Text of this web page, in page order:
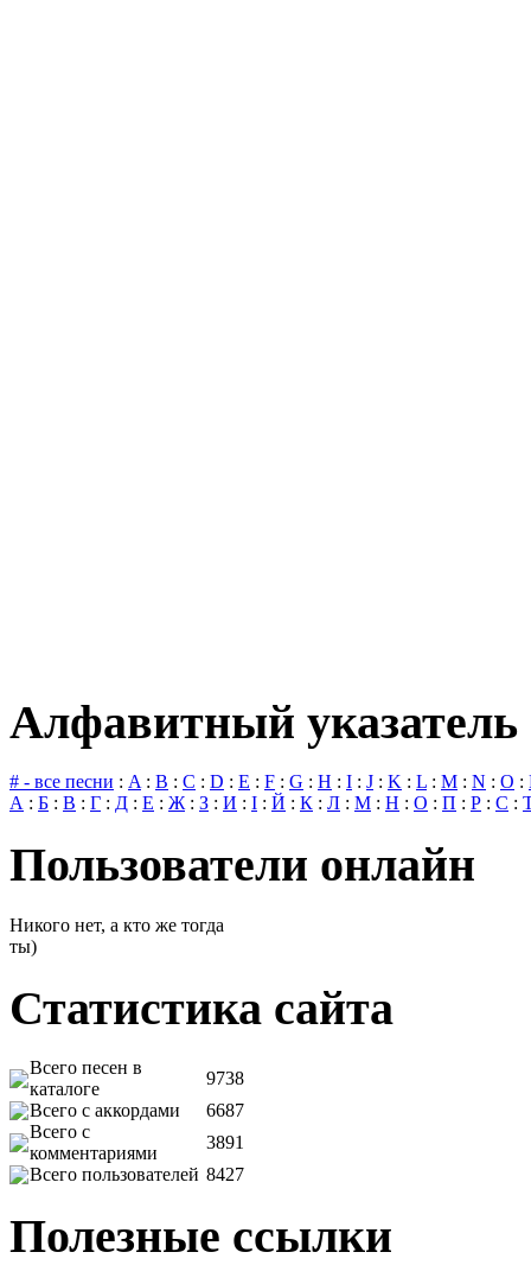
Алфавитный указатель
# - все песни : A: B : C : D : E : F : G : H : I : J : K : L : M : N : O :
А : Б : В : Г : Д : Е : Ж: З : И : І : Й : К : Л : М : Н : О : П : Р : С :
Пользователи онлайн
Никого нет, а кто же тогда
ты)
Статистика сайта
Всего песен в
каталоге
9738
Всего с аккордами
6687
Всего с
комментариями
3891
Всего пользователей 8427
Полезные ссылки